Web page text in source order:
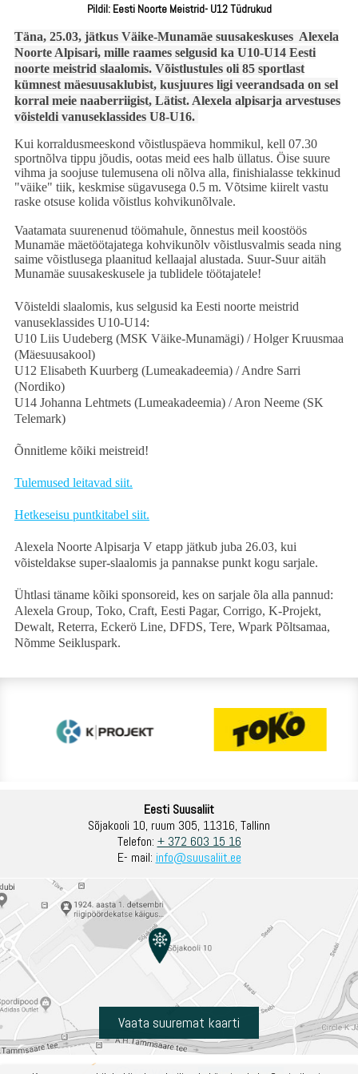
Pildil: Eesti Noorte Meistrid- U12 Tüdrukud
Täna, 25.03, jätkus Väike-Munamäe suusakeskuses Alexela
Noorte Alpisari, mille raames selgusid ka U10-U14 Eesti
noorte meistrid slaalomis. Võistlustules oli 85 sportlast
kümnest mäesuusaklubist, kusjuures ligi veerandsada on sel
korral meie naaberriigist, Lätist. Alexela alpisarja arvestuses
võisteldi vanuseklassides U8-U16.
Kui korraldusmeeskond võistluspäeva hommikul, kell 07.30
sportnõlva tippu jõudis, ootas meid ees halb üllatus. Öise suure
vihma ja soojuse tulemusena oli nõlva alla, finishialasse tekkinud
"väike" tiik, keskmise sügavusega 0.5 m. Võtsime kiirelt vastu
raske otsuse kolida võistlus kohvikunõlvale.
Vaatamata suurenenud töömahule, õnnestus meil koostöös
Munamäe mäetöötajatega kohvikunõlv võistlusvalmis seada ning
saime võistlusega plaanitud kellaajal alustada. Suur-Suur aitäh
Munamäe suusakeskusele ja tublidele töötajatele!
Võisteldi slaalomis, kus selgusid ka Eesti noorte meistrid
vanuseklassides U10-U14:
U10 Liis Uudeberg (MSK Väike-Munamägi) / Holger Kruusmaa
(Mäesuusakool)
U12 Elisabeth Kuurberg (Lumeakadeemia) / Andre Sarri
(Nordiko)
U14 Johanna Lehtmets (Lumeakadeemia) / Aron Neeme (SK
Telemark)
Õnnitleme kõiki meistreid!
Tulemused leitavad siit.
Hetkeseisu puntkitabel siit.
Alexela Noorte Alpisarja V etapp jätkub juba 26.03, kui
võisteldakse super-slaalomis ja pannakse punkt kogu sarjale.
Ühtlasi täname kõiki sponsoreid, kes on sarjale õla alla pannud:
Alexela Group, Toko, Craft, Eesti Pagar, Corrigo, K-Projekt,
Dewalt, Reterra, Eckerö Line, DFDS, Tere, Wpark Põltsamaa,
Nõmme Seikluspark.
Eesti Suusaliit
Sõjakooli 10, ruum 305, 11316, Tallinn
Telefon: + 372 603 15 16
E- mail: info@suusaliit.ee
Vaata suuremat kaarti